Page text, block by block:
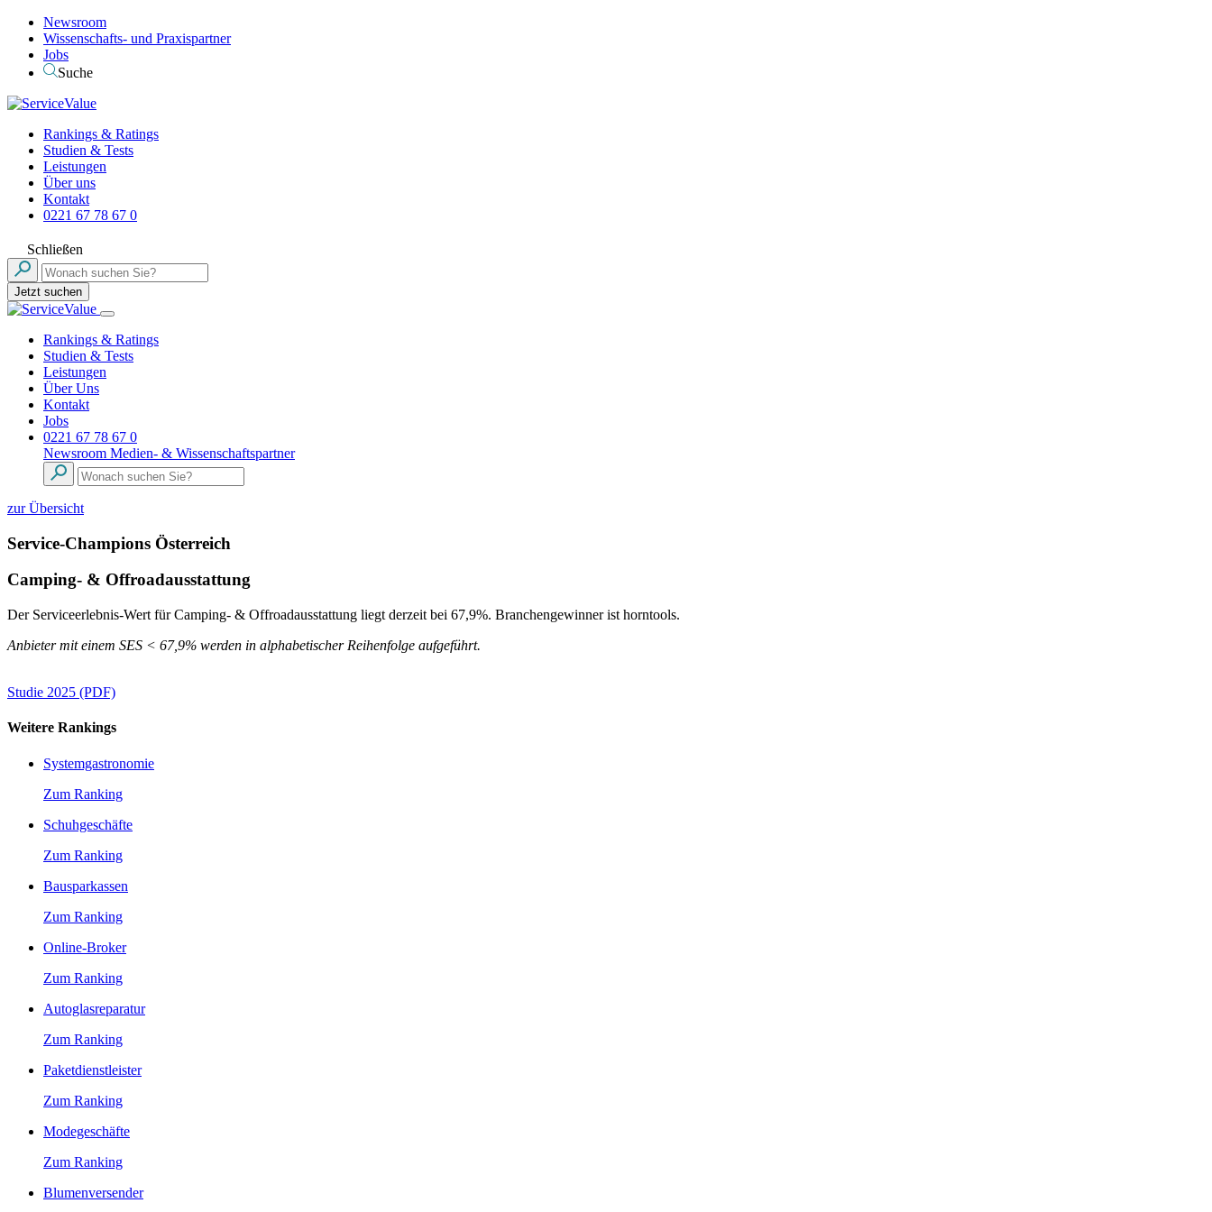
Newsroom
Wissenschafts- und Praxispartner
Jobs
Suche
Rankings & Ratings
Studien & Tests
Leistungen
Über uns
Kontakt
0221 67 78 67 0
Schließen
Jetzt suchen
Rankings & Ratings
Studien & Tests
Leistungen
Über Uns
Kontakt
Jobs
0221 67 78 67 0
Newsroom Medien- & Wissenschaftspartner
zur Übersicht
Service-Champions Österreich
Camping- & Offroadausstattung
Der Serviceerlebnis-Wert für Camping- & Offroadausstattung liegt derzeit bei 67,9%. Branchengewinner ist horntools.
Anbieter mit einem SES < 67,9% werden in alphabetischer Reihenfolge aufgeführt.
Studie 2025 (PDF)
Weitere Rankings
Systemgastronomie
Zum Ranking
Schuhgeschäfte
Zum Ranking
Bausparkassen
Zum Ranking
Online-Broker
Zum Ranking
Autoglasreparatur
Zum Ranking
Paketdienstleister
Zum Ranking
Modegeschäfte
Zum Ranking
Blumenversender